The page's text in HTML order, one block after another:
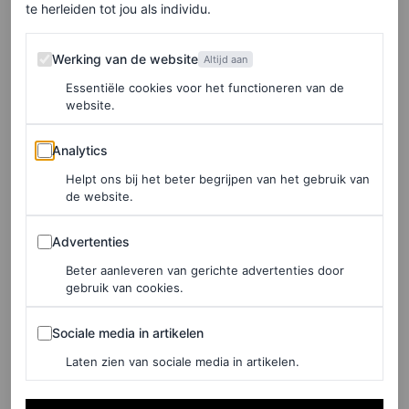
make it fashion
cape-jas met opstaande kraag, die doet denken aan een
eyecatching item met een kaki wikkelrok die tot de knie
valt. Deze twee kledingstukken, vervaardigd uit
katoenpopeline (een stof met volumineuze eigenschap),
komen uit de lente/zomer 2026-collectie van
ontworpen in een stijl die geïnspireerd is op de couture
van de jaren vijftig. Ze maakte haar outfit compleet met
een roze leren Chloé Plissé-tas, die de volumineuze
elegantie van het geheel nog eens extra benadrukte.
Ready, set, jump, JLo!
te herleiden tot jou als individu.
Werking van de website
Werking van de website Altijd aan
Essentiële cookies voor het functioneren van de
website.
Analytics
Analytics
Helpt ons bij het beter begrijpen van het gebruik van
de website.
Advertenties
Advertenties
Beter aanleveren van gerichte advertenties door
gebruik van cookies.
Sociale media in artikelen
Sociale media in artikelen
Laten zien van sociale media in artikelen.